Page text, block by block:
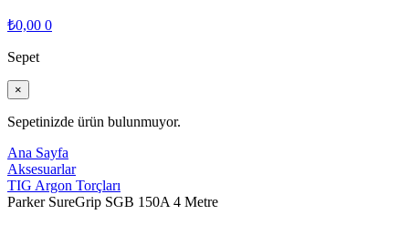
₺0,00 0
Sepet
×
Sepetinizde ürün bulunmuyor.
Ana Sayfa
Aksesuarlar
TIG Argon Torçları
Parker SureGrip SGB 150A 4 Metre